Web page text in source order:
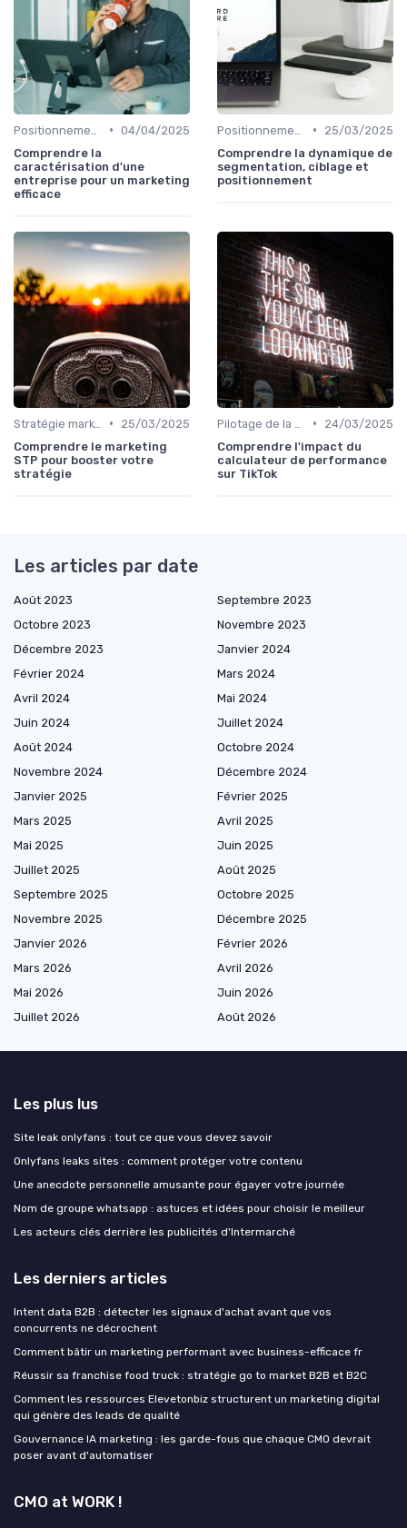
• 04/04/2025
Comprendre la
caractérisation d'une
entreprise pour un marketing
efficace
•
25/03/2025
Comprendre la dynamique de
segmentation, ciblage et
positionnement
•
25/03/2025
Comprendre le marketing
STP pour booster votre
stratégie
•
24/03/2025
Comprendre l'impact du
calculateur de performance
sur TikTok
Les articles par date
Août 2023
Septembre 2023
Octobre 2023
Novembre 2023
Décembre 2023
Janvier 2024
Février 2024
Mars 2024
Avril 2024
Mai 2024
Juin 2024
Juillet 2024
Août 2024
Octobre 2024
Novembre 2024
Décembre 2024
Janvier 2025
Février 2025
Mars 2025
Avril 2025
Mai 2025
Juin 2025
Juillet 2025
Août 2025
Septembre 2025
Octobre 2025
Novembre 2025
Décembre 2025
Janvier 2026
Février 2026
Mars 2026
Avril 2026
Mai 2026
Juin 2026
Juillet 2026
Août 2026
Les plus lus
Site leak onlyfans : tout ce que vous devez savoir
Onlyfans leaks sites : comment protéger votre contenu
Une anecdote personnelle amusante pour égayer votre journée
Nom de groupe whatsapp : astuces et idées pour choisir le meilleur
Les acteurs clés derrière les publicités d'Intermarché
Les derniers articles
Intent data B2B : détecter les signaux d'achat avant que vos
concurrents ne décrochent
Comment bâtir un marketing performant avec business-efficace fr
Réussir sa franchise food truck : stratégie go to market B2B et B2C
Comment les ressources Elevetonbiz structurent un marketing digital
qui génère des leads de qualité
Gouvernance IA marketing : les garde-fous que chaque CMO devrait
poser avant d'automatiser
CMO at WORK !